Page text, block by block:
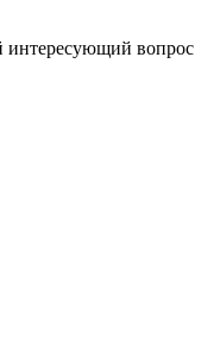
интересующий вопрос